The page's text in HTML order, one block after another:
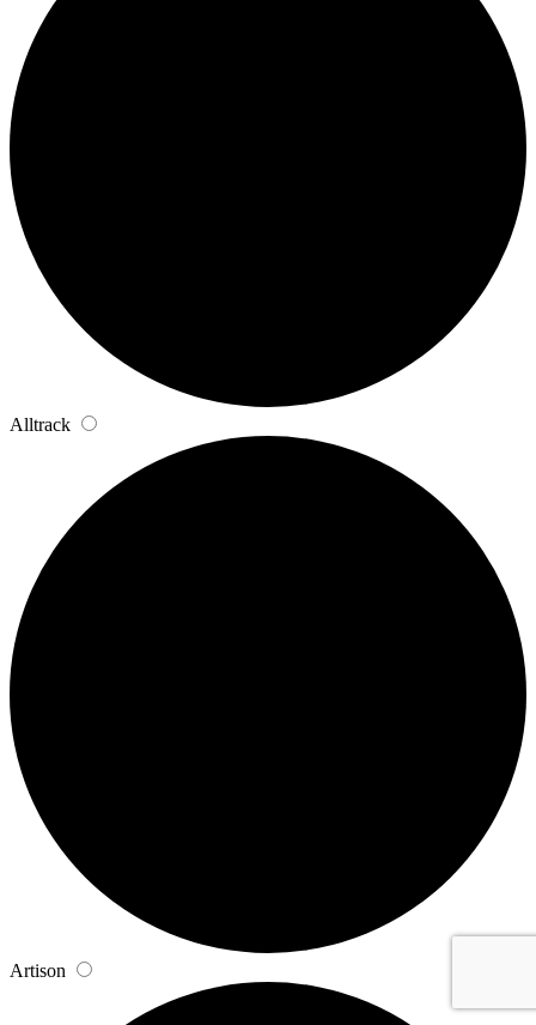
Alltrack
Artison